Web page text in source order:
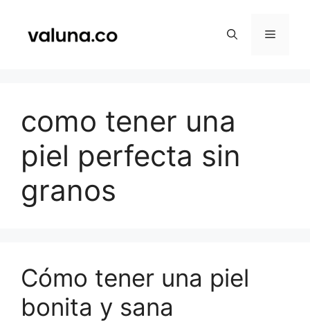
contenido
Menú
como tener una
piel perfecta sin
granos
Cómo tener una piel
bonita y sana